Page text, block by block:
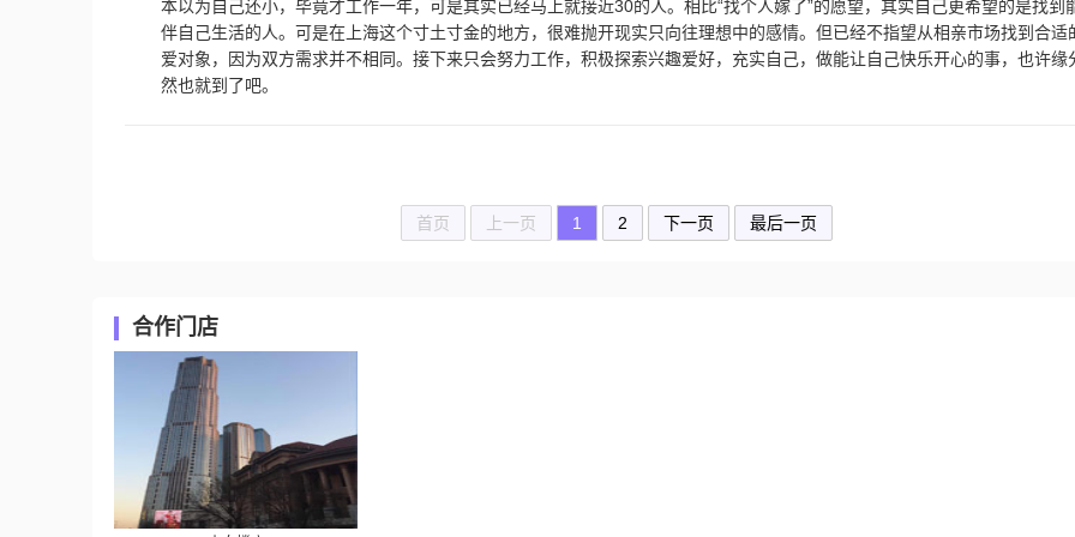
本以为自己还小，毕竟才工作一年，可是其实已经马上就接近30的人。相比“找个人嫁了”的愿望，其实自己更希望的是找到
伴自己生活的人。可是在上海这个寸土寸金的地方，很难抛开现实只向往理想中的感情。但已经不指望从相亲市场找到合适
爱对象，因为双方需求并不相同。接下来只会努力工作，积极探索兴趣爱好，充实自己，做能让自己快乐开心的事，也许缘
然也就到了吧。
首页 上一页 1 2 下一页 最后一页
合作门店